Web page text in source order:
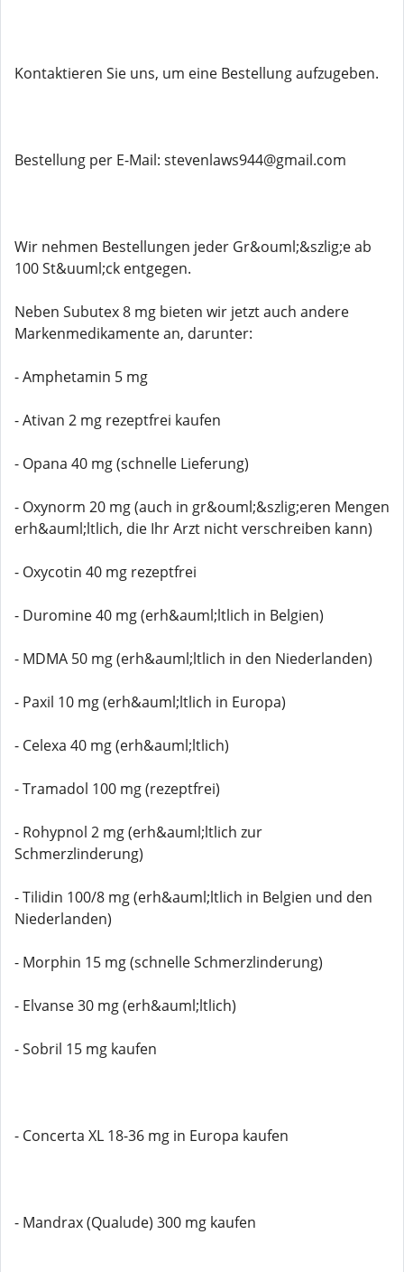
Kontaktieren Sie uns, um eine Bestellung aufzugeben.
Bestellung per E-Mail: stevenlaws944@gmail.com
Wir nehmen Bestellungen jeder Gr&ouml;&szlig;e ab
100 St&uuml;ck entgegen.
Neben Subutex 8 mg bieten wir jetzt auch andere
Markenmedikamente an, darunter:
- Amphetamin 5 mg
- Ativan 2 mg rezeptfrei kaufen
- Opana 40 mg (schnelle Lieferung)
- Oxynorm 20 mg (auch in gr&ouml;&szlig;eren Mengen
erh&auml;ltlich, die Ihr Arzt nicht verschreiben kann)
- Oxycotin 40 mg rezeptfrei
- Duromine 40 mg (erh&auml;ltlich in Belgien)
- MDMA 50 mg (erh&auml;ltlich in den Niederlanden)
- Paxil 10 mg (erh&auml;ltlich in Europa)
- Celexa 40 mg (erh&auml;ltlich)
- Tramadol 100 mg (rezeptfrei)
- Rohypnol 2 mg (erh&auml;ltlich zur
Schmerzlinderung)
- Tilidin 100/8 mg (erh&auml;ltlich in Belgien und den
Niederlanden)
- Morphin 15 mg (schnelle Schmerzlinderung)
- Elvanse 30 mg (erh&auml;ltlich)
- Sobril 15 mg kaufen
- Concerta XL 18-36 mg in Europa kaufen
- Mandrax (Qualude) 300 mg kaufen